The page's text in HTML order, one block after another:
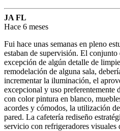
JA FL
Hace 6 meses
Fui hace unas semanas en pleno
estaban de supervisión. El
excepción de algún detalle de
remodelación de alguna sala,
incrementar la iluminación, el
excepcional y uso preferentemente
con color pintura en blanco,
acordes y cómodos, la utilización
pared. La cafetería rediseño
servicio con refrigeradores visuales